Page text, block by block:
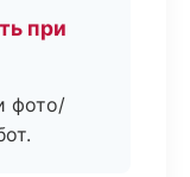
при
фото/